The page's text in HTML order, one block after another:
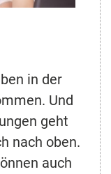
in der
Und
geht
nach oben.
auch